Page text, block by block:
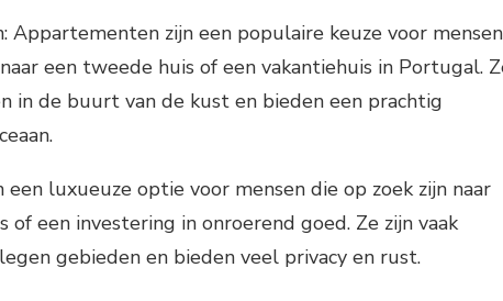
Appartementen zijn een populaire keuze voor mensen
een tweede huis of een vakantiehuis in Portugal.
in de buurt van de kust en bieden een prachtig
een luxueuze optie voor mensen die op zoek zijn naar
of een investering in onroerend goed. Ze zijn vaak
gebieden en bieden veel privacy en rust.